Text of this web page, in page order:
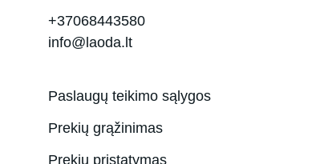
+37068443580
info@laoda.lt
Paslaugų teikimo sąlygos
Prekių grąžinimas
Prekių pristatymas